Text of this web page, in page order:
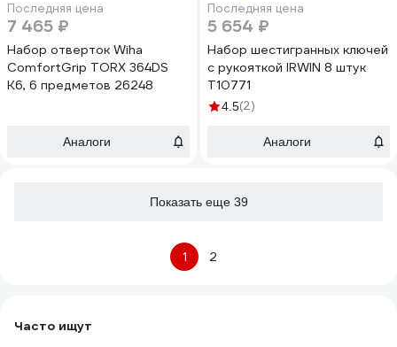
Последняя цена
7 465 ₽
Набор отверток Wiha
ComfortGrip TORX 364DS
K6, 6 предметов 26248
Аналоги
Последняя цена
5 654 ₽
Набор шестигранных ключей
с рукояткой IRWIN 8 штук
T10771
4.5(2)
Аналоги
Показать еще 39
1 2
Часто ищут